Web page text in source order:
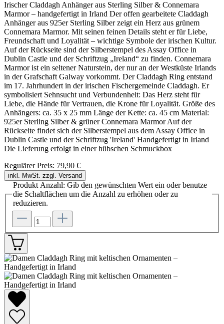
Irischer Claddagh Anhänger aus Sterling Silber & Connemara
Marmor – handgefertigt in Irland Der offen gearbeitete Claddagh
Anhänger aus 925er Sterling Silber zeigt ein Herz aus grünem
Connemara Marmor. Mit seinen feinen Details steht er für Liebe,
Freundschaft und Loyalität – wichtige Symbole der irischen Kultur.
Auf der Rückseite sind der Silberstempel des Assay Office in
Dublin Castle und der Schriftzug „Ireland“ zu finden. Connemara
Marmor ist ein seltener Naturstein, der nur an der Westküste Irlands
in der Grafschaft Galway vorkommt. Der Claddagh Ring entstand
im 17. Jahrhundert in der irischen Fischergemeinde Claddagh. Er
symbolisiert Sehnsucht und Verbundenheit: Das Herz steht für
Liebe, die Hände für Vertrauen, die Krone für Loyalität. Größe des
Anhängers: ca. 35 x 25 mm Länge der Kette: ca. 45 cm Material:
925er Sterling Silber & grüner Connemara Marmor Auf der
Rückseite findet sich der Silberstempel aus dem Assay Office in
Dublin Castle und der Schriftzug 'Ireland' Handgefertigt in Irland
Die Lieferung erfolgt in einer hübschen Schmuckbox
Regulärer Preis: 79,90 €
inkl. MwSt. zzgl. Versand
Produkt Anzahl: Gib den gewünschten Wert ein oder benutze
die Schaltflächen um die Anzahl zu erhöhen oder zu
reduzieren.